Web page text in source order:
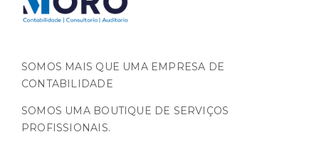
SOMOS MAIS QUE UMA EMPRESA DE
CONTABILIDADE
SOMOS UMA BOUTIQUE DE SERVIÇOS
PROFISSIONAIS.